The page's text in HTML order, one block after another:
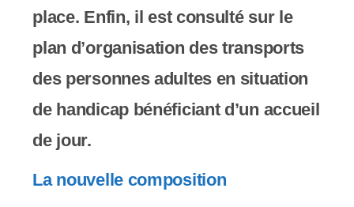
place. Enfin, il est consulté sur le
plan d’organisation des transports
des personnes adultes en situation
de handicap bénéficiant d’un accueil
de jour.
La nouvelle composition